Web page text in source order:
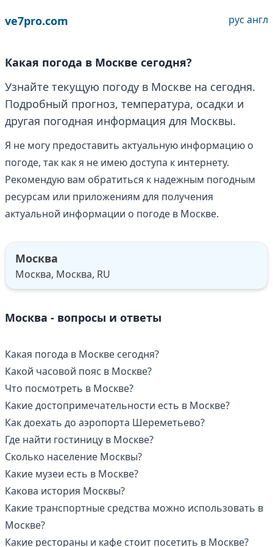
ve7pro.com рус англ
Какая погода в Москве сегодня?
Узнайте текущую погоду в Москве на сегодня.
Подробный прогноз, температура, осадки и
другая погодная информация для Москвы.
Я не могу предоставить актуальную информацию о
погоде, так как я не имею доступа к интернету.
Рекомендую вам обратиться к надежным погодным
ресурсам или приложениям для получения
актуальной информации о погоде в Москве.
Москва
Москва, Москва, RU
Москва - вопросы и ответы
Какая погода в Москве сегодня?
Какой часовой пояс в Москве?
Что посмотреть в Москве?
Какие достопримечательности есть в Москве?
Как доехать до аэропорта Шереметьево?
Где найти гостиницу в Москве?
Сколько население Москвы?
Какие музеи есть в Москве?
Какова история Москвы?
Какие транспортные средства можно использовать в
Москве?
Какие рестораны и кафе стоит посетить в Москве?